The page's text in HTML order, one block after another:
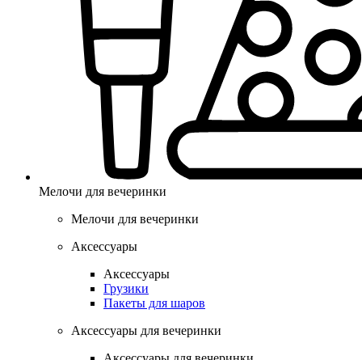
Мелочи для вечеринки
Мелочи для вечеринки
Аксессуары
Аксессуары
Грузики
Пакеты для шаров
Аксессуары для вечеринки